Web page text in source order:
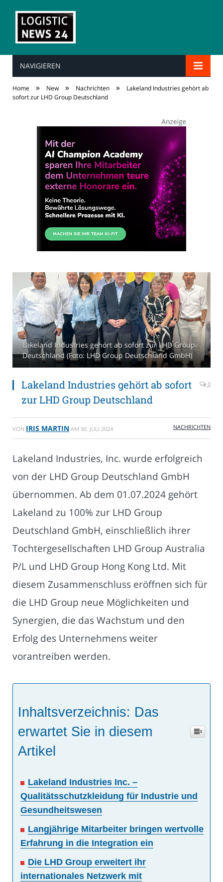
NAVIGIEREN
Home » New » Nachrichten »
Lakeland Industries gehört ab
sofort zur LHD Group Deutschland
Lakeland Industries gehört ab sofort zur LHD Group
Deutschland (Foto: LHD Group Deutschland GmbH)
Lakeland Industries gehört ab sofort
zur LHD Group Deutschland
0
VON IRIS MARTIN AM 30. JULI 2024 NACHRICHTEN
Lakeland Industries, Inc. wurde erfolgreich
von der LHD Group Deutschland GmbH
übernommen. Ab dem 01.07.2024 gehört
Lakeland zu 100% zur LHD Group
Deutschland GmbH, einschließlich ihrer
Tochtergesellschaften LHD Group Australia
P/L und LHD Group Hong Kong Ltd. Mit
diesem Zusammenschluss eröffnen sich für
die LHD Group neue Möglichkeiten und
Synergien, die das Wachstum und den
Erfolg des Unternehmens weiter
vorantreiben werden.
Inhaltsverzeichnis: Das
erwartet Sie in diesem
Artikel
Lakeland Industries Inc. –
Qualitätsschutzkleidung für Industrie und
Gesundheitswesen
Langjährige Mitarbeiter bringen wertvolle
Erfahrung in die Integration ein
Die LHD Group erweitert ihr
internationales Netzwerk mit